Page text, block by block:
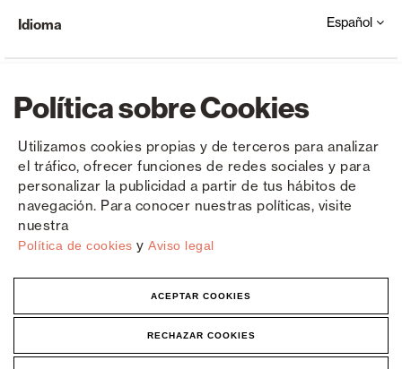
Política sobre Cookies
Utilizamos cookies propias y de terceros para analizar
el tráfico, ofrecer funciones de redes sociales y para
personalizar la publicidad a partir de tus hábitos de
navegación. Para conocer nuestras políticas, visite
nuestra
Política de cookies y Aviso legal
ACEPTAR COOKIES
RECHAZAR COOKIES
Copyright © Saxun 2023 - 2026 Política de privacidad Aviso legal Cookies
Idioma Español